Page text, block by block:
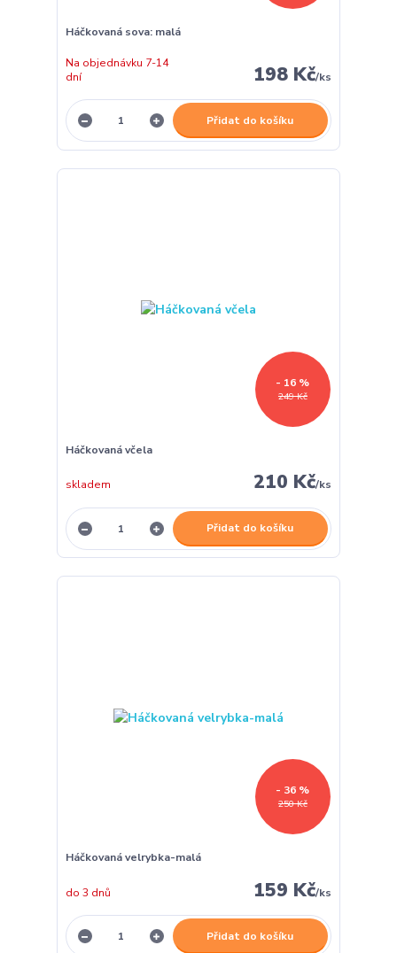
Háčkovaná sova: malá
198 Kč/ks
Na objednávku 7-14
dní
Přidat do košíku
249 Kč
- 16 %
Háčkovaná včela
210 Kč/ks
skladem
Přidat do košíku
250 Kč
- 36 %
Háčkovaná velrybka-malá
159 Kč/ks
do 3 dnů
Přidat do košíku